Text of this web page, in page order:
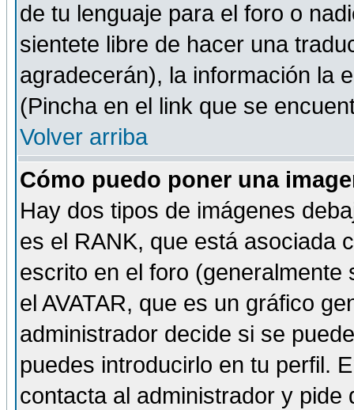
de tu lenguaje para el foro o
sientete libre de hacer una
agradecerán), la información la
(Pincha en el link que se
Volver arriba
Cómo puedo poner una
Hay dos tipos de imágenes
es el RANK, que está asociada
escrito en el foro
el AVATAR, que es un gráfico
administrador decide si se
puedes introducirlo en tu perfil.
contacta al administrador y